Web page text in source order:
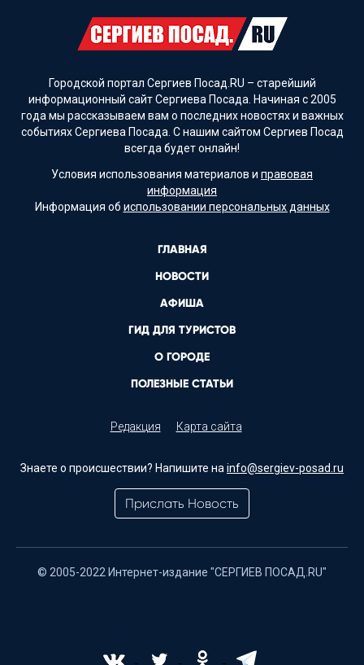
Городской портал Сергиев Посад.RU – старейший
информационный сайт Сергиева Посада. Начиная с 2005
года мы рассказываем вам о последних новостях и важных
событиях Сергиева Посада. С нашим сайтом Сергиев Посад
всегда будет онлайн!
Условия использования материалов и правовая
информация
Информация об использовании персональных данных
ГЛАВНАЯ
НОВОСТИ
АФИША
ГИД ДЛЯ ТУРИСТОВ
О ГОРОДЕ
ПОЛЕЗНЫЕ СТАТЬИ
Редакция Карта сайта
Знаете о происшествии? Напишите на info@sergiev-posad.ru
Прислать Новость
© 2005-2022 Интернет-издание "СЕРГИЕВ ПОСАД.RU"